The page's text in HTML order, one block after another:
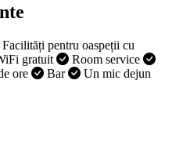
Facilități pentru oaspeții cu
gratuit
Room service
ore Bar
Un mic dejun